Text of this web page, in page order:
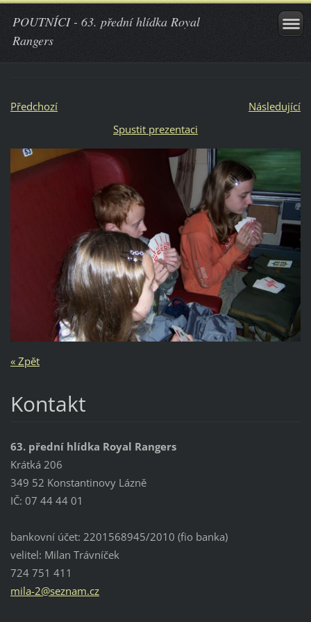
POUTNÍCI - 63. přední hlídka Royal
Rangers
Předchozí
Následující
Spustit prezentaci
« Zpět
Kontakt
63. přední hlídka Royal Rangers
Krátká 206
349 52 Konstantinovy Lázně
IČ: 07 44 44 01
bankovní účet: 2201568945/2010 (fio banka)
velitel: Milan Trávníček
724 751 411
mila-2@seznam.cz